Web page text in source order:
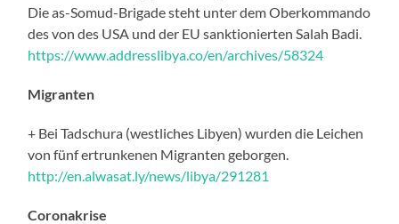
Die as-Somud-Brigade steht unter dem Oberkommando
des von des USA und der EU sanktionierten Salah Badi.
https://www.addresslibya.co/en/archives/58324
Migranten
+ Bei Tadschura (westliches Libyen) wurden die Leichen
von fünf ertrunkenen Migranten geborgen.
http://en.alwasat.ly/news/libya/291281
Coronakrise